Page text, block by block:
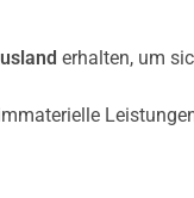
erhalten, um